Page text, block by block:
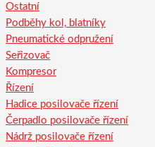
Ostatní
Podběhy kol, blatníky
Pneumatické odpružení
Seřizovač
Kompresor
Řízení
Hadice posilovače řízení
Čerpadlo posilovače řízení
Nádrž posilovače řízení